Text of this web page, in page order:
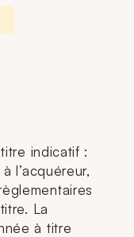
indicatif :
l’acquéreur,
La
à titre